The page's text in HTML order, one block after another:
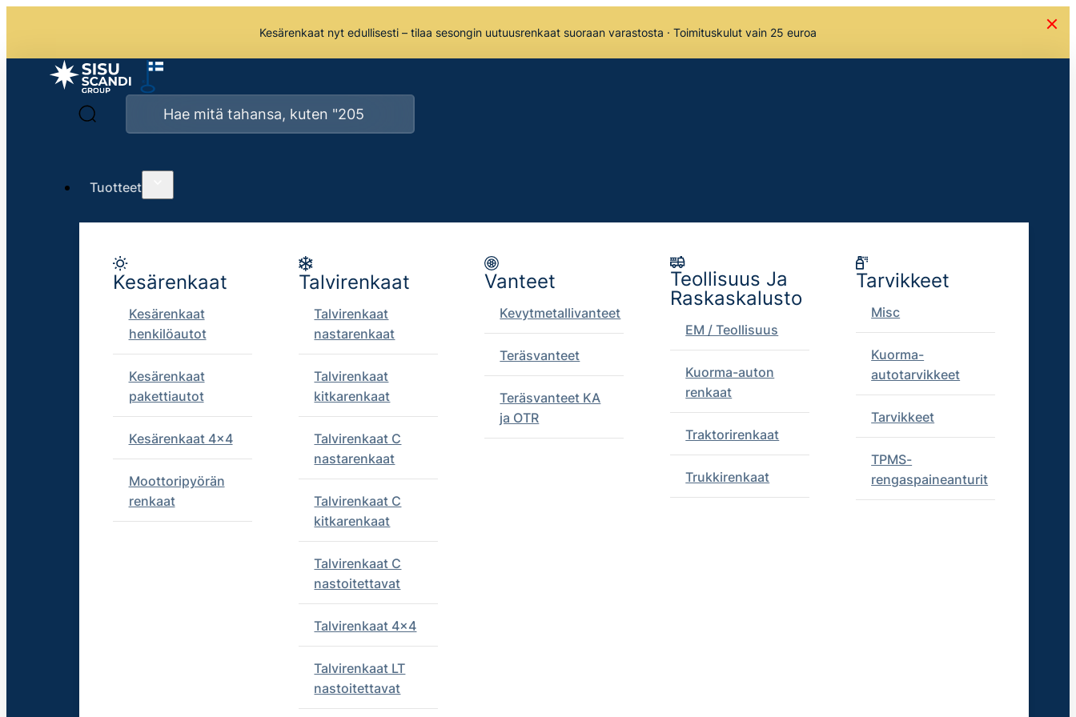
Kesärenkaat nyt edullisesti – tilaa sesongin uutuusrenkaat suoraan varastosta · Toimituskulut vain 25 euroa
Tuotteet
Kesärenkaat
Kesärenkaat
henkilöautot
Kesärenkaat
pakettiautot
Kesärenkaat 4x4
Moottoripyörän
renkaat
Talvirenkaat
Talvirenkaat
nastarenkaat
Talvirenkaat
kitkarenkaat
Talvirenkaat C
nastarenkaat
Talvirenkaat C
kitkarenkaat
Talvirenkaat C
nastoitettavat
Talvirenkaat 4x4
Talvirenkaat LT
nastoitettavat
Vanteet
Kevytmetallivanteet
Teräsvanteet
Teräsvanteet KA
ja OTR
Teollisuus Ja
Raskaskalusto
EM / Teollisuus
Kuorma-auton
renkaat
Traktorirenkaat
Trukkirenkaat
Tarvikkeet
Misc
Kuorma-
autotarvikkeet
Tarvikkeet
TPMS-
rengaspaineanturit